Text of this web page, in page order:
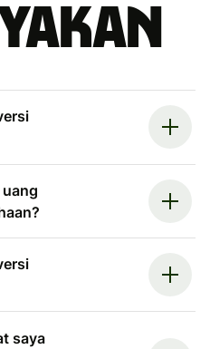
saya